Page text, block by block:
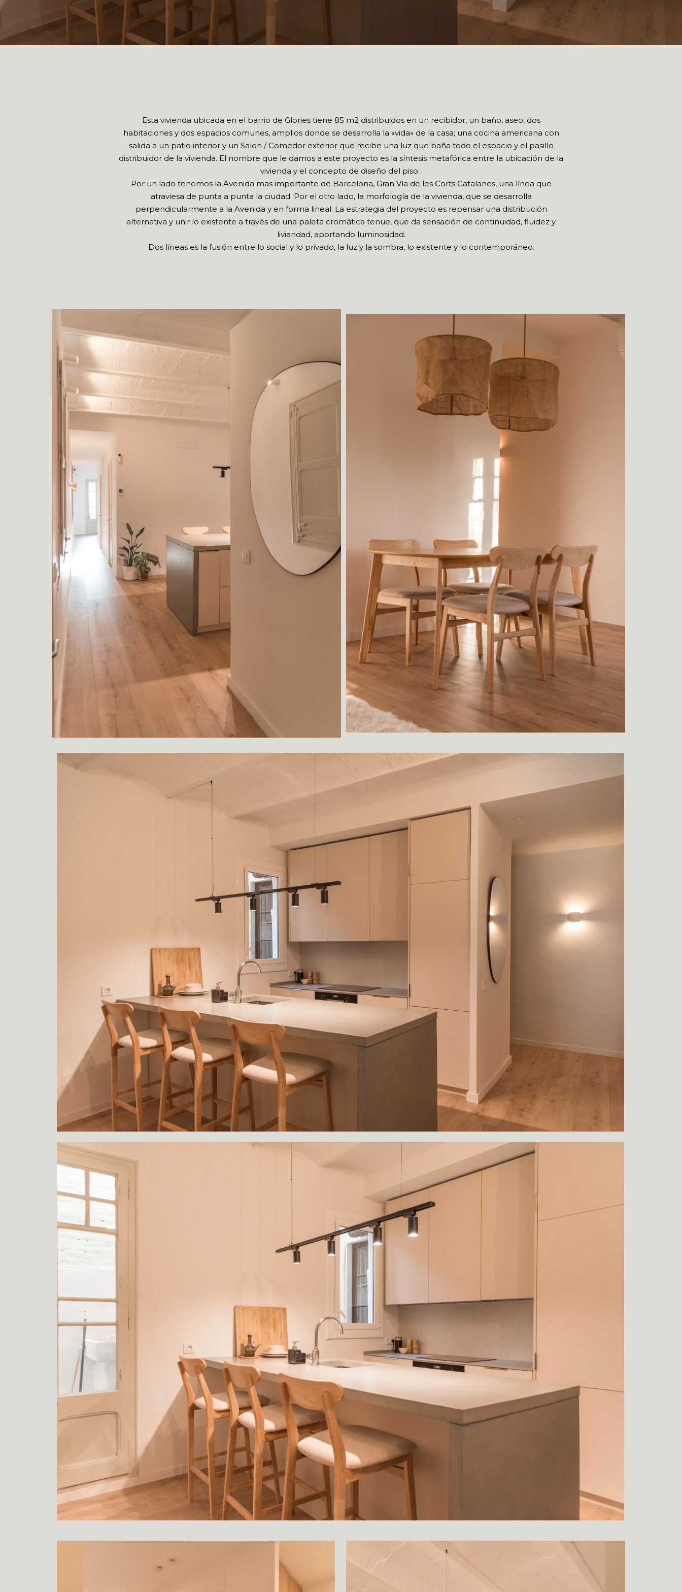
Esta vivienda ubicada en el barrio de Glories tiene 85 m2 distribuidos en un recibidor, un baño, aseo, dos
habitaciones y dos espacios comunes, amplios donde se desarrolla la «vida» de la casa; una cocina americana con
salida a un patio interior y un Salon / Comedor exterior que recibe una luz que baña todo el espacio y el pasillo
distribuidor de la vivienda. El nombre que le damos a este proyecto es la síntesis metafórica entre la ubicación de la
vivienda y el concepto de diseño del piso.
Por un lado tenemos la Avenida mas importante de Barcelona, Gran Vía de les Corts Catalanes, una línea que
atraviesa de punta a punta la ciudad. Por el otro lado, la morfología de la vivienda, que se desarrolla
perpendicularmente a la Avenida y en forma lineal. La estrategia del proyecto es repensar una distribución
alternativa y unir lo existente a través de una paleta cromática tenue, que da sensación de continuidad, fluidez y
liviandad, aportando luminosidad.
Dos líneas es la fusión entre lo social y lo privado, la luz y la sombra, lo existente y lo contemporáneo.